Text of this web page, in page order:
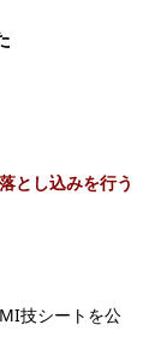
とし込みを行う
技シートを公